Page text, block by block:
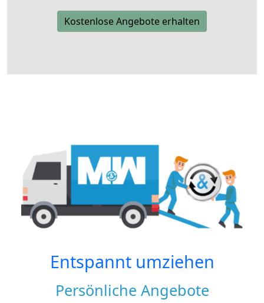
Kostenlose Angebote erhalten
Entspannt umziehen
Persönliche Angebote